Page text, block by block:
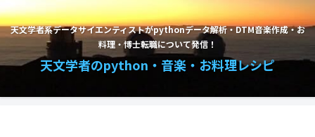
天文学者系データサイエンティストがpythonデータ解析・DTM音楽作成・お
料理・博士転職について発信！
天文学者のpython・音楽・お料理レシピ